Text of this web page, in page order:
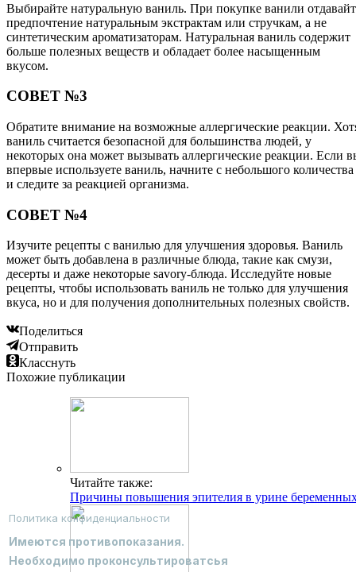
Выбирайте натуральную ваниль. При покупке ванили
предпочтение натуральным экстрактам или стручкам, а не
синтетическим ароматизаторам. Натуральная ваниль содержит
больше полезных веществ и обладает более насыщенным
вкусом.
СОВЕТ №3
Обратите внимание на возможные аллергические реакции.
ваниль считается безопасной для большинства людей, у
некоторых она может вызывать аллергические реакции. Если
впервые используете ваниль, начните с небольшого количества
и следите за реакцией организма.
СОВЕТ №4
Изучите рецепты с ванилью для улучшения здоровья. Ваниль
может быть добавлена в различные блюда, такие как смузи,
десерты и даже некоторые savory-блюда. Исследуйте новые
рецепты, чтобы использовать ваниль не только для улучшения
вкуса, но и для получения дополнительных полезных свойств.
Поделиться
Отправить
Класснуть
Похожие публикации
Читайте также:
Причины повышения эпителия в урине
Политика конфиденциальности
Имеются противопоказания.
Необходимо проконсультироватсья